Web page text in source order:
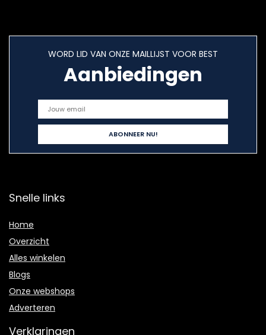
WORD LID VAN ONZE MAILLIJST VOOR BEST
Aanbiedingen
Snelle links
Home
Overzicht
Alles winkelen
Blogs
Onze webshops
Adverteren
Verklaringen